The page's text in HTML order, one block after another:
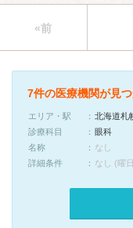
«前
7件の医療機関が見
エリア・駅
北海道札
診療科目
眼科
名称
なし
詳細条件
なし (曜